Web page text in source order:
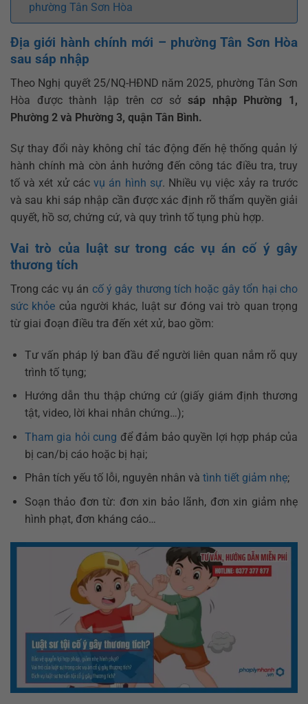
phường Tân Sơn Hòa
Địa giới hành chính mới – phường Tân Sơn Hòa
sau sáp nhập
Theo Nghị quyết 25/NQ-HĐND năm 2025, phường Tân Sơn
Hòa được thành lập trên cơ sở sáp nhập Phường 1,
Phường 2 và Phường 3, quận Tân Bình.
Sự thay đổi này không chỉ tác động đến hệ thống quản lý
hành chính mà còn ảnh hưởng đến công tác điều tra, truy
tố và xét xử cácvụ án hình sự. Nhiều vụ việc xảy ra trước
và sau khi sáp nhập cần được xác định rõ thẩm quyền giải
quyết, hồ sơ, chứng cứ, và quy trình tố tụng phù hợp.
Vai trò của luật sư trong các vụ án cố ý gây
thương tích
Trong các vụ án cố ý gây thương tích hoặc gây tổn hại cho
sức khỏe của người khác, luật sư đóng vai trò quan trọng
từ giai đoạn điều tra đến xét xử, bao gồm:
Tư vấn pháp lý ban đầu để người liên quan nắm rõ quy
trình tố tụng;
Hướng dẫn thu thập chứng cứ (giấy giám định thương
tật, video, lời khai nhân chứng…);
Tham gia hỏi cung để đảm bảo quyền lợi hợp pháp của
bị can/bị cáo hoặc bị hại;
Phân tích yếu tố lỗi, nguyên nhân và tình tiết giảm nhẹ;
Soạn thảo đơn từ: đơn xin bảo lãnh, đơn xin giảm nhẹ
hình phạt, đơn kháng cáo…